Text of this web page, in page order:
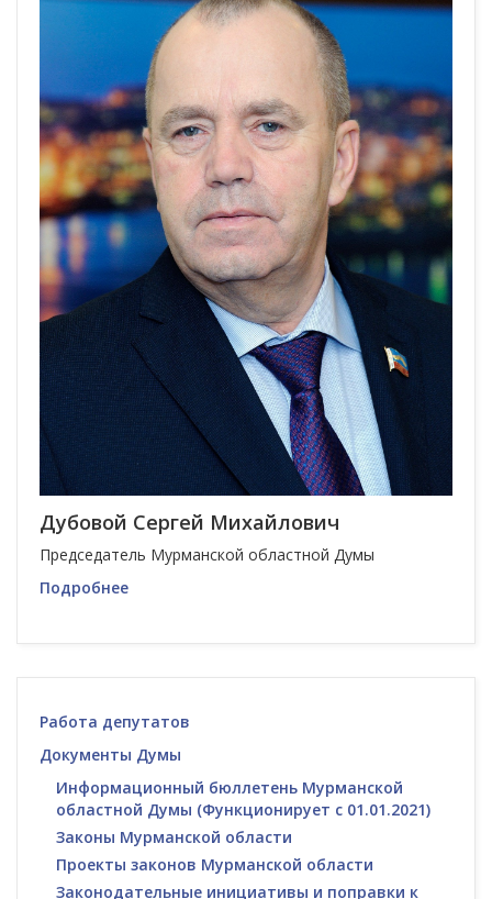
Дубовой Сергей Михайлович
Председатель Мурманской областной Думы
Подробнее
Работа депутатов
Документы Думы
Информационный бюллетень Мурманской
областной Думы (Функционирует с 01.01.2021)
Законы Мурманской области
Проекты законов Мурманской области
Законодательные инициативы и поправки к